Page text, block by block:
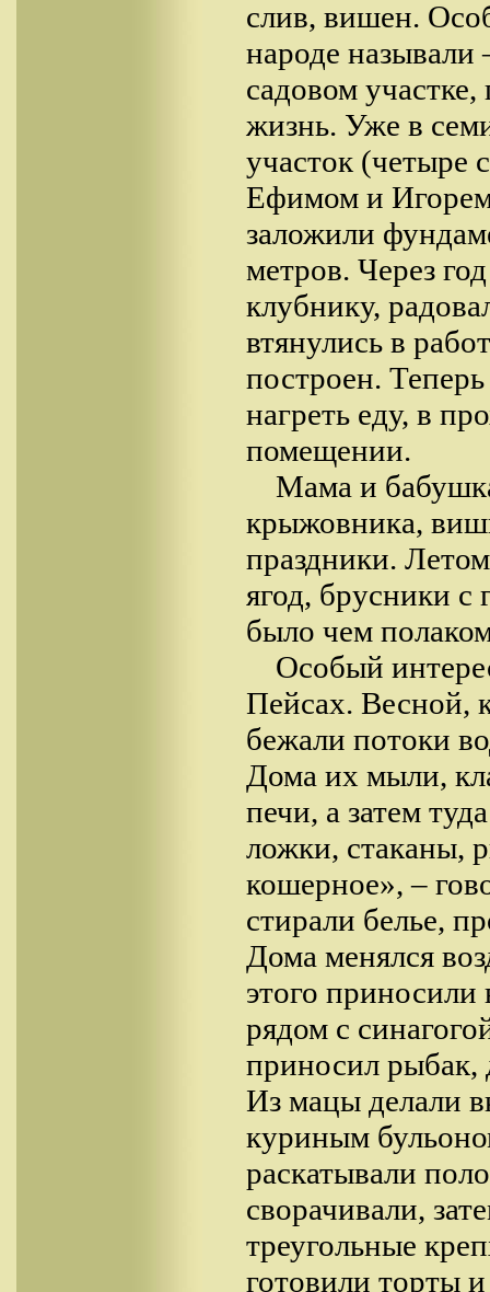
слив, вишен.
народе называли
садовом участке,
жизнь. Уже в
участок (четыре
Ефимом и
заложили
метров. Через
клубнику,
втянулись в
построен.
нагреть еду, в
помещении.
Мама и
крыжовника,
праздники.
ягод, брусники с
было чем
Особый
Пейсах. Весной,
бежали потоки
Дома их мыли,
печи, а затем
ложки, стаканы,
кошерное», –
стирали белье,
Дома менялся
этого
рядом с
приносил рыбак,
Из мацы делали
куриным
раскатывали
сворачивали,
треугольные
готовили торты